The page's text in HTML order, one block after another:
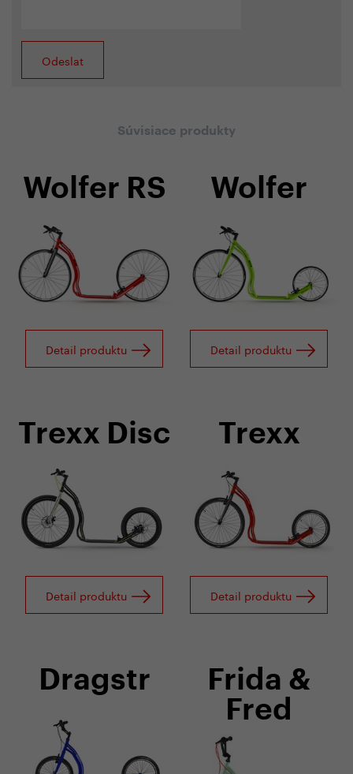
Súvisiace produkty
Wolfer RS
Detail produktu
Wolfer
Detail produktu
Trexx Disc
Detail produktu
Trexx
Detail produktu
Dragstr
Frida &
Fred